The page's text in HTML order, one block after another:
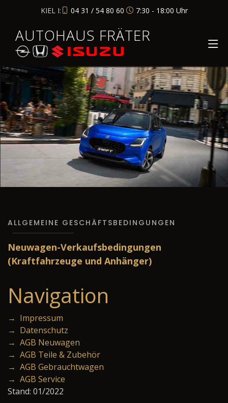
KIEL I: 04 31 / 54 80 60 7:30 - 18:00 Uhr
AUTOHAUS FRÄTER
ALLGEMEINE GESCHÄFTSBEDINGUNGEN
Neuwagen-Verkaufsbedingungen
(Kraftfahrzeuge und Anhänger)
Navigation
→ Impressum
→ Datenschutz
→ AGB Neuwagen
→ AGB Teile & Zubehör
→ AGB Gebrauchtwagen
→ AGB Service
Stand: 01/2022